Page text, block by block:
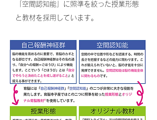
「空間認知能」に照準を絞った授業形態
と教材を採用しています。